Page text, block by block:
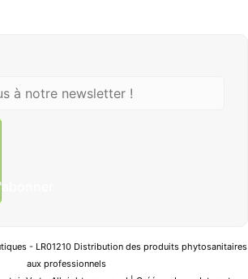
- LR01210 Distribution des produits phytosanitaires
aux professionnels